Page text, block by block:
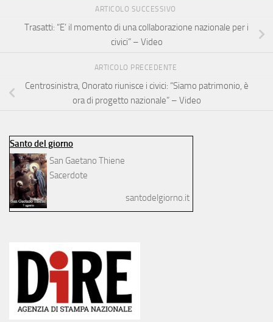
ARTICOLO SUCCESSIVO
Trasatti: “E’ il momento di una collaborazione nazionale per i
civici” – Video
ARTICOLO PRECEDENTE
Centrosinistra, Onorato riunisce i civici: “Siamo patrimonio, è
ora di progetto nazionale” – Video
Santo del giorno
San Gaetano Thiene
Sacerdote
santodelgiorno.it